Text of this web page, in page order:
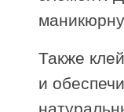
Также
и